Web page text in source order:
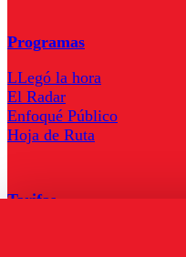
Programas
LLegó la hora
El Radar
Enfoqué Público
Hoja de Ruta
Tarifas